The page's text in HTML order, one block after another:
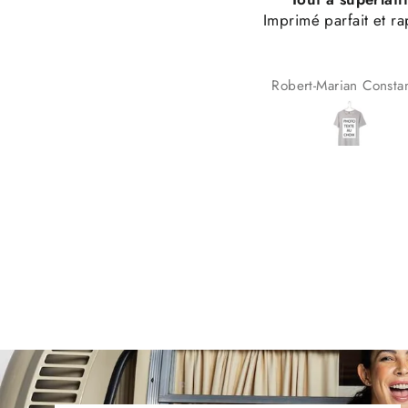
très satisfait
Eliot Eggimann